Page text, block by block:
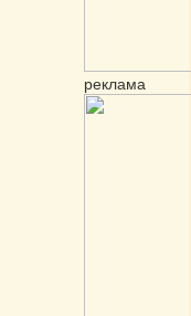
реклама